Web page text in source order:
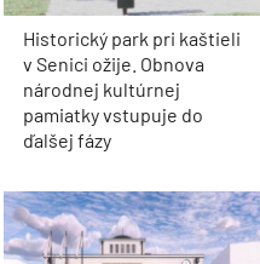
Historický park pri kaštieli
v Senici ožije. Obnova
národnej kultúrnej
pamiatky vstupuje do
ďalšej fázy